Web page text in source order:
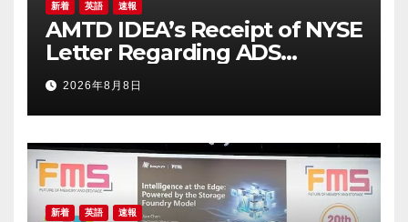
新着 英語 速報
AMTD IDEA’s Receipt of NYSE
Letter Regarding ADS
Trading Price’s Below
Compliance Standards
2026年8月8日
新着 英語 速報